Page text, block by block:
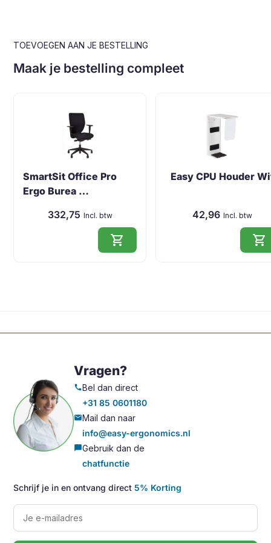
TOEVOEGEN AAN JE BESTELLING
Maak je bestelling compleet
SmartSit Office Pro
Ergo Burea …
332,75 Incl. btw
shopping_cart
Easy CPU Houder
42,96 Incl. btw
shopping_cart
Vragen?
callBel dan direct
+31 85 0601180
mailMail dan naar
info@easy-ergonomics.nl
chat_bubbleGebruik dan de
chatfunctie
Schrijf je in en ontvang direct5% Korting